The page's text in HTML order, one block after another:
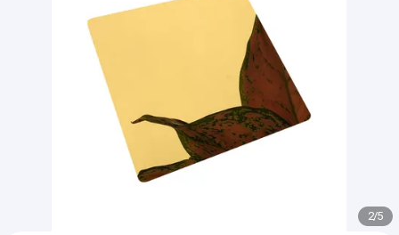
2/5